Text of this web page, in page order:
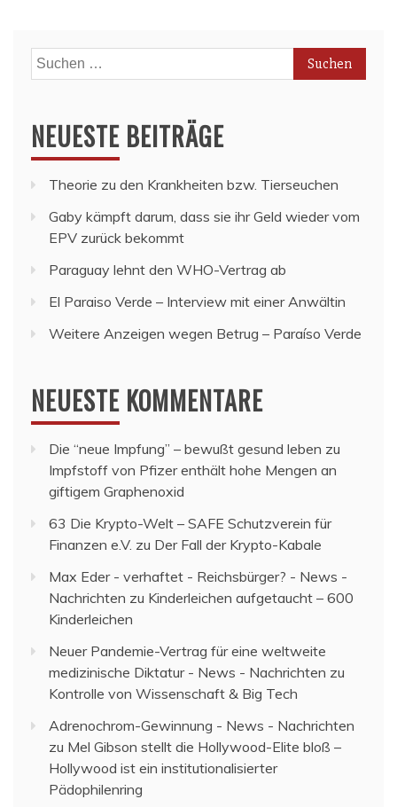
Suchen
nach:
NEUESTE BEITRÄGE
Theorie zu den Krankheiten bzw. Tierseuchen
Gaby kämpft darum, dass sie ihr Geld wieder vom
EPV zurück bekommt
Paraguay lehnt den WHO-Vertrag ab
El Paraiso Verde – Interview mit einer Anwältin
Weitere Anzeigen wegen Betrug – Paraíso Verde
NEUESTE KOMMENTARE
Die “neue Impfung” – bewußt gesund leben zu
Impfstoff von Pfizer enthält hohe Mengen an
giftigem Graphenoxid
63 Die Krypto-Welt – SAFE Schutzverein für
Finanzen e.V. zu Der Fall der Krypto-Kabale
Max Eder - verhaftet - Reichsbürger? - News -
Nachrichten zu Kinderleichen aufgetaucht – 600
Kinderleichen
Neuer Pandemie-Vertrag für eine weltweite
medizinische Diktatur - News - Nachrichten zu
Kontrolle von Wissenschaft & Big Tech
Adrenochrom-Gewinnung - News - Nachrichten
zu Mel Gibson stellt die Hollywood-Elite bloß –
Hollywood ist ein institutionalisierter
Pädophilenring